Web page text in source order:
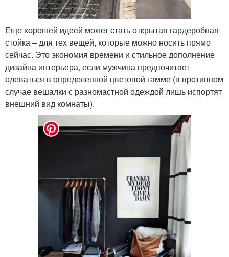
Еще хорошей идеей может стать открытая гардеробная
стойка – для тех вещей, которые можно носить прямо
сейчас. Это экономия времени и стильное дополнение
дизайна интерьера, если мужчина предпочитает
одеваться в определенной цветовой гамме (в противном
случае вешалки с разномастной одеждой лишь испортят
внешний вид комнаты).